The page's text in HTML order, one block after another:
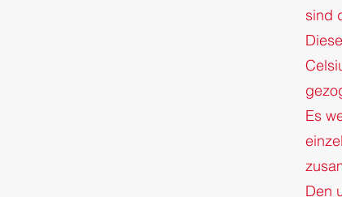
sind
Es
Den